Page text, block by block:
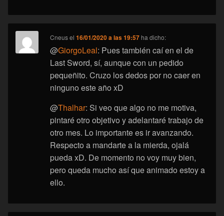
Cneusel16/01/2020 a las 19:57 ha dicho:
@GiorgoLeal: Pues también caí en el de
Last Sword, sí, aunque con un pedido
pequeñito. Cruzo los dedos por no caer en
ninguno este año xD
@Thalhar: Si veo que algo no me motiva,
pintaré otro objetivo y adelantaré trabajo de
otro mes. Lo importante es ir avanzando.
Respecto a mandarte a la mierda, ojalá
pueda xD. De momento no voy muy bien,
pero queda mucho así que animado estoy a
ello.